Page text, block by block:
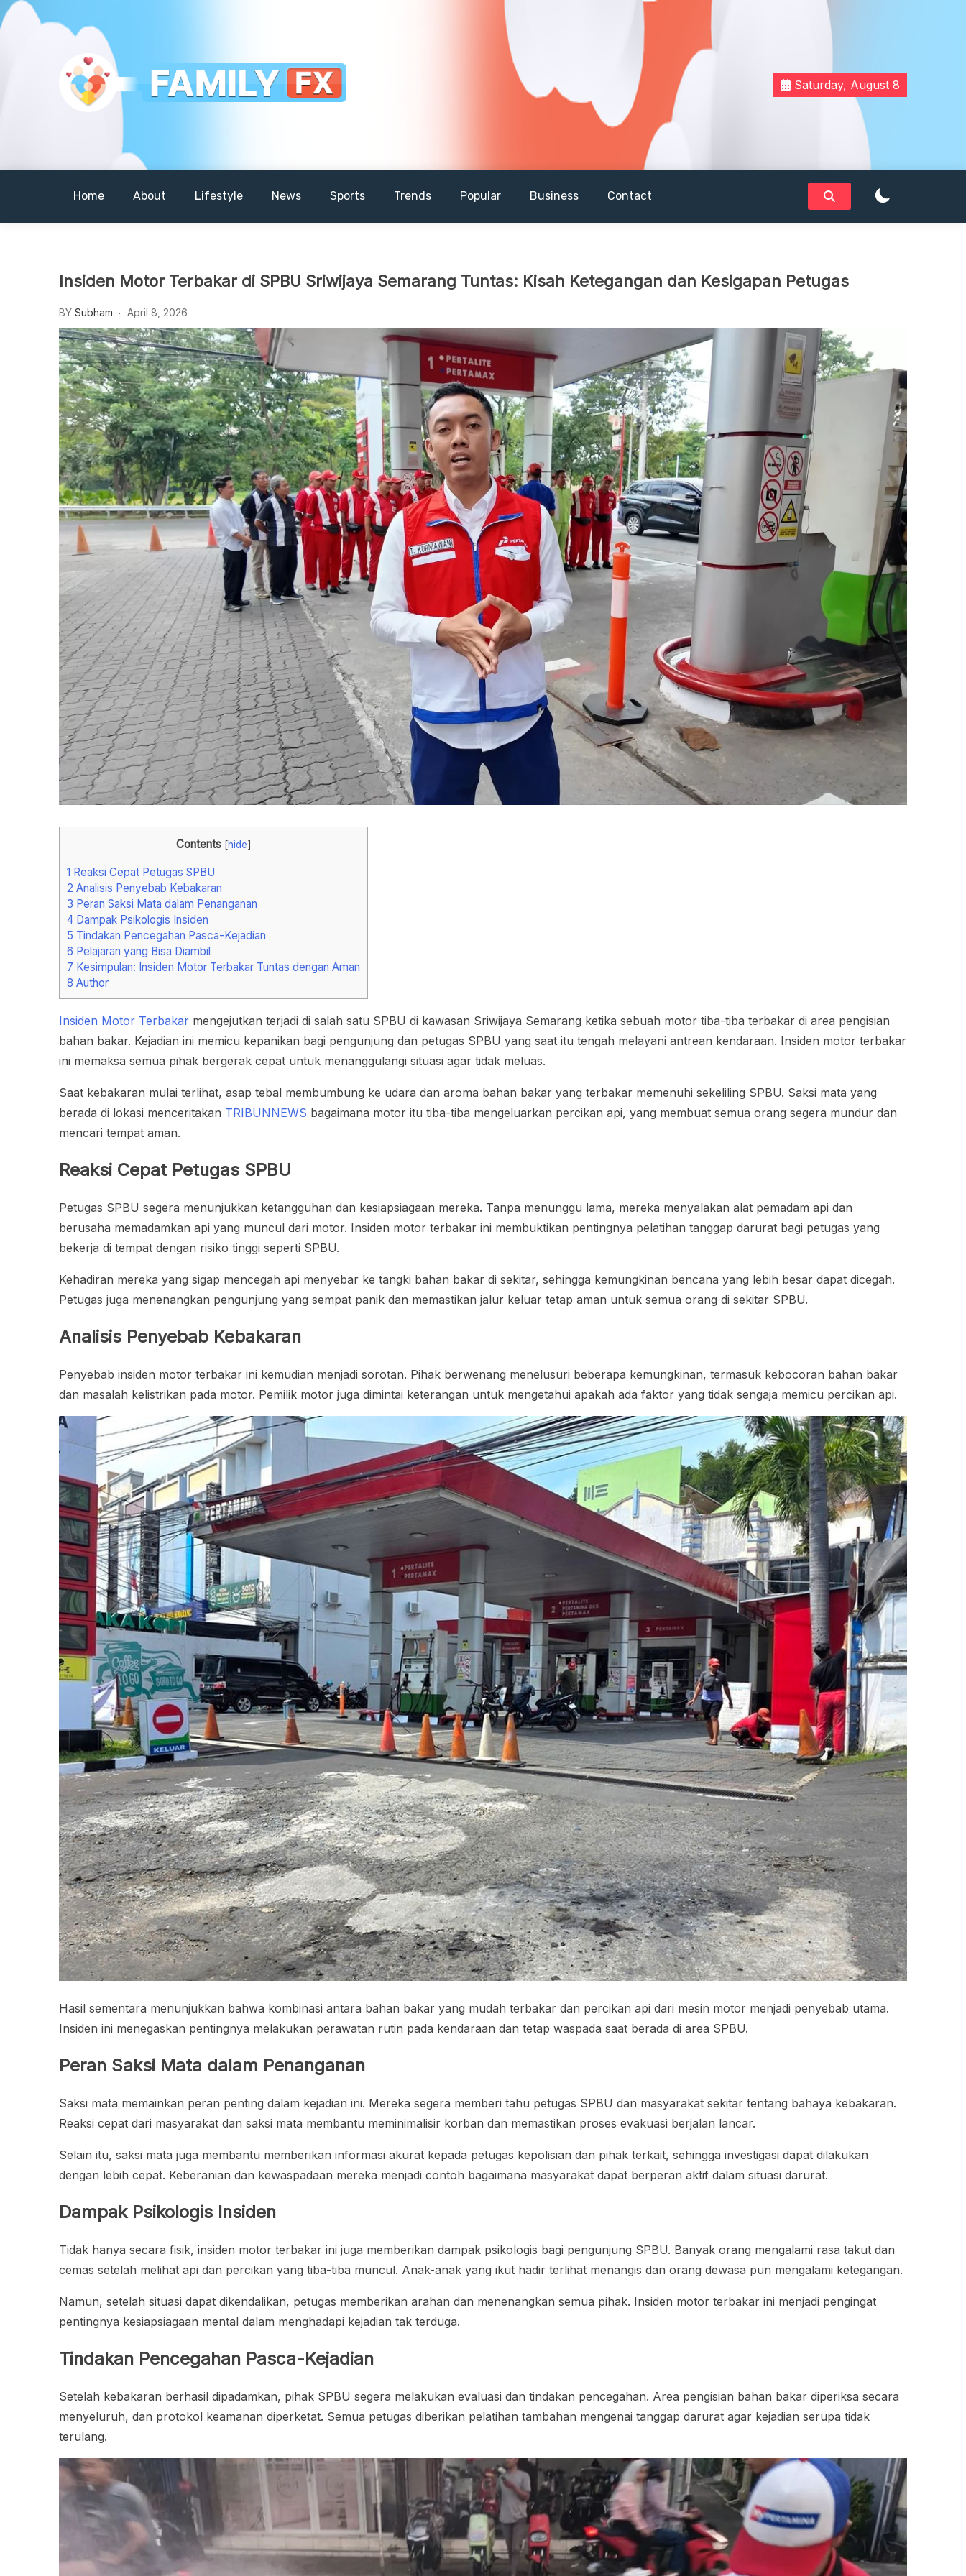
Skip
to
Familyfx
Your Daily Dose of Family Wisdom
Saturday, August 8
Home About Lifestyle News Sports Trends Popular Business Contact
Insiden Motor Terbakar di SPBU Sriwijaya Semarang Tuntas: Kisah Ketegangan dan Kesigapan Petugas
BY Subham April 8, 2026
Contents [hide]
1 Reaksi Cepat Petugas SPBU
2 Analisis Penyebab Kebakaran
3 Peran Saksi Mata dalam Penanganan
4 Dampak Psikologis Insiden
5 Tindakan Pencegahan Pasca-Kejadian
6 Pelajaran yang Bisa Diambil
7 Kesimpulan: Insiden Motor Terbakar Tuntas dengan Aman
8 Author
Insiden Motor Terbakar mengejutkan terjadi di salah satu SPBU di kawasan Sriwijaya Semarang ketika sebuah motor tiba-tiba terbakar di area pengisian
bahan bakar. Kejadian ini memicu kepanikan bagi pengunjung dan petugas SPBU yang saat itu tengah melayani antrean kendaraan. Insiden motor terbakar
ini memaksa semua pihak bergerak cepat untuk menanggulangi situasi agar tidak meluas.
Saat kebakaran mulai terlihat, asap tebal membumbung ke udara dan aroma bahan bakar yang terbakar memenuhi sekeliling SPBU. Saksi mata yang
berada di lokasi menceritakan TRIBUNNEWS bagaimana motor itu tiba-tiba mengeluarkan percikan api, yang membuat semua orang segera mundur dan
mencari tempat aman.
Reaksi Cepat Petugas SPBU
Petugas SPBU segera menunjukkan ketangguhan dan kesiapsiagaan mereka. Tanpa menunggu lama, mereka menyalakan alat pemadam api dan
berusaha memadamkan api yang muncul dari motor. Insiden motor terbakar ini membuktikan pentingnya pelatihan tanggap darurat bagi petugas yang
bekerja di tempat dengan risiko tinggi seperti SPBU.
Kehadiran mereka yang sigap mencegah api menyebar ke tangki bahan bakar di sekitar, sehingga kemungkinan bencana yang lebih besar dapat dicegah.
Petugas juga menenangkan pengunjung yang sempat panik dan memastikan jalur keluar tetap aman untuk semua orang di sekitar SPBU.
Analisis Penyebab Kebakaran
Penyebab insiden motor terbakar ini kemudian menjadi sorotan. Pihak berwenang menelusuri beberapa kemungkinan, termasuk kebocoran bahan bakar
dan masalah kelistrikan pada motor. Pemilik motor juga dimintai keterangan untuk mengetahui apakah ada faktor yang tidak sengaja memicu percikan api.
Hasil sementara menunjukkan bahwa kombinasi antara bahan bakar yang mudah terbakar dan percikan api dari mesin motor menjadi penyebab utama.
Insiden ini menegaskan pentingnya melakukan perawatan rutin pada kendaraan dan tetap waspada saat berada di area SPBU.
Peran Saksi Mata dalam Penanganan
Saksi mata memainkan peran penting dalam kejadian ini. Mereka segera memberi tahu petugas SPBU dan masyarakat sekitar tentang bahaya kebakaran.
Reaksi cepat dari masyarakat dan saksi mata membantu meminimalisir korban dan memastikan proses evakuasi berjalan lancar.
Selain itu, saksi mata juga membantu memberikan informasi akurat kepada petugas kepolisian dan pihak terkait, sehingga investigasi dapat dilakukan
dengan lebih cepat. Keberanian dan kewaspadaan mereka menjadi contoh bagaimana masyarakat dapat berperan aktif dalam situasi darurat.
Dampak Psikologis Insiden
Tidak hanya secara fisik, insiden motor terbakar ini juga memberikan dampak psikologis bagi pengunjung SPBU. Banyak orang mengalami rasa takut dan
cemas setelah melihat api dan percikan yang tiba-tiba muncul. Anak-anak yang ikut hadir terlihat menangis dan orang dewasa pun mengalami ketegangan.
Namun, setelah situasi dapat dikendalikan, petugas memberikan arahan dan menenangkan semua pihak. Insiden motor terbakar ini menjadi pengingat
pentingnya kesiapsiagaan mental dalam menghadapi kejadian tak terduga.
Tindakan Pencegahan Pasca-Kejadian
Setelah kebakaran berhasil dipadamkan, pihak SPBU segera melakukan evaluasi dan tindakan pencegahan. Area pengisian bahan bakar diperiksa secara
menyeluruh, dan protokol keamanan diperketat. Semua petugas diberikan pelatihan tambahan mengenai tanggap darurat agar kejadian serupa tidak
terulang.